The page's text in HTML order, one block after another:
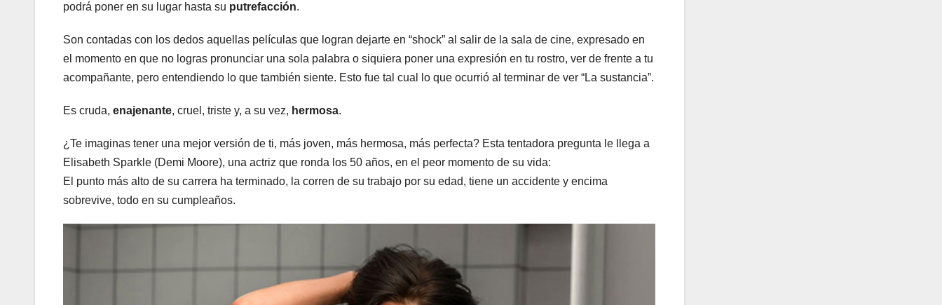
podrá poner en su lugar hasta su putrefacción.
Son contadas con los dedos aquellas películas que logran dejarte en “shock” al salir de la sala de cine, expresado en
el momento en que no logras pronunciar una sola palabra o siquiera poner una expresión en tu rostro, ver de frente a tu
acompañante, pero entendiendo lo que también siente. Esto fue tal cual lo que ocurrió al terminar de ver “La sustancia”.
Es cruda, enajenante, cruel, triste y, a su vez, hermosa.
¿Te imaginas tener una mejor versión de ti, más joven, más hermosa, más perfecta? Esta tentadora pregunta le llega a
Elisabeth Sparkle (Demi Moore), una actriz que ronda los 50 años, en el peor momento de su vida:
El punto más alto de su carrera ha terminado, la corren de su trabajo por su edad, tiene un accidente y encima
sobrevive, todo en su cumpleaños.